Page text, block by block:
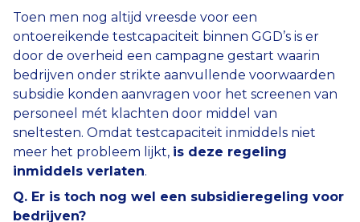
Toen men nog altijd vreesde voor een
ontoereikende testcapaciteit binnen GGD’s is er
door de overheid een campagne gestart waarin
bedrijven onder strikte aanvullende voorwaarden
subsidie konden aanvragen voor het screenen van
personeel mét klachten door middel van
sneltesten. Omdat testcapaciteit inmiddels niet
meer het probleem lijkt, is deze regeling
inmiddels verlaten.
Q. Er is toch nog wel een subsidieregeling voor
bedrijven?